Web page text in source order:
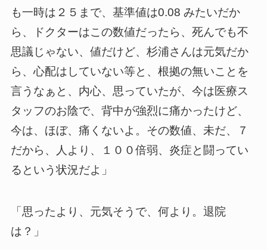
も一時は２５まで、基準値は0.08 みたいだか
ら、ドクターはこの数値だったら、死んでも不
思議じゃない、値だけど、杉浦さんは元気だか
ら、心配はしていない等と、根拠の無いことを
言うなぁと、内心、思っていたが、今は医療ス
タッフのお陰で、背中が強烈に痛かったけど、
今は、ほぼ、痛くないよ。その数値、未だ、７
だから、人より、１００倍弱、炎症と闘ってい
るという状況だよ」
「思ったより、元気そうで、何より。退院
は？」